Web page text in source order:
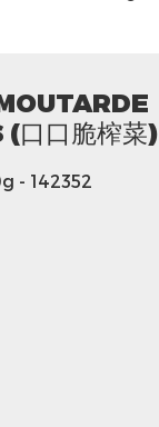
口口脆榨菜)
- 142352